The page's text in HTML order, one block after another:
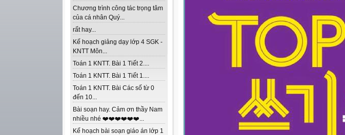
Chương trình công tác trọng tâm
của cá nhân Quý...
rất hay...
Kế hoạch giảng dạy lớp 4 SGK -
KNTT Môn...
Toán 1 KNTT. Bài 1 Tiết 2....
Toán 1 KNTT. Bài 1 Tiết 1....
Toán 1 KNTT. Bài Các số từ 0
đến 10...
Bài soạn hay. Cảm ơn thầy Nam
nhiều nhé ❤️❤️❤️❤️❤️❤️...
Kế hoạch bài soạn giáo án lớp 1